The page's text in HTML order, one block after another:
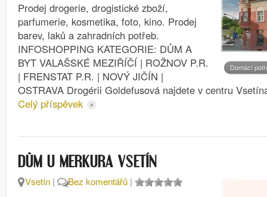
Domácí
Prodej drogerie, drogistické zboží,
parfumerie, kosmetika, foto, kino. Prodej
barev, laků a zahradních potřeb.
INFOSHOPPING KATEGORIE: DŮM A
BYT VALAŠSKÉ MEZIŘÍČÍ | ROŽNOV P.R.
| FRENSTAT P.R. | NOVÝ JIČÍN |
OSTRAVA Drogérii Goldefusová najdete v centru
Celý příspěvek
DŮM U MERKURA VSETÍN
Vsetín | Bez komentářů |